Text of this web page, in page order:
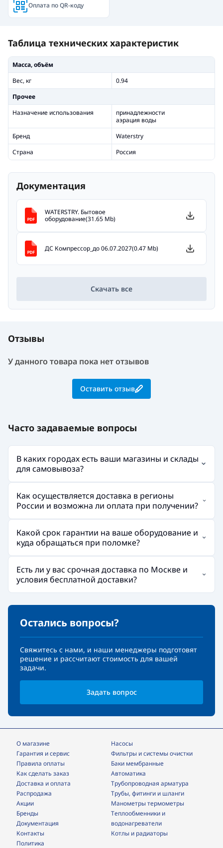
Оплата по QR-коду
Таблица технических характеристик
Масса, объём
Вес, кг
0.94
Прочее
Назначение использования
принадлежности
аэрация воды
Бренд
Waterstry
Страна
Россия
Документация
WATERSTRY. Бытовое
оборудование(31.65 Mb)
ДС Компрессор_до 06.07.2027(0.47 Mb)
Скачать все
Отзывы
У данного товара пока нет отзывов
Оставить отзыв
Часто задаваемые вопросы
В каких городах есть ваши магазины и склады
для самовывоза?
Как осуществляется доставка в регионы
России и возможна ли оплата при получении?
Какой срок гарантии на ваше оборудование и
куда обращаться при поломке?
Есть ли у вас срочная доставка по Москве и
условия бесплатной доставки?
Остались вопросы?
Свяжитесь с нами, и наши менеджеры подготовят
решение и рассчитают стоимость для вашей
задачи.
Задать вопрос
О магазине
Гарантия и сервис
Правила оплаты
Как сделать заказ
Доставка и оплата
Распродажа
Акции
Бренды
Документация
Контакты
Насосы
фильтры и системы очистки
Баки мембранные
Автоматика
трубопроводная арматура
трубы, фитинги и шланги
манометры термометры
теплообменники и
водонагреватели
Котлы и радиаторы
Политика